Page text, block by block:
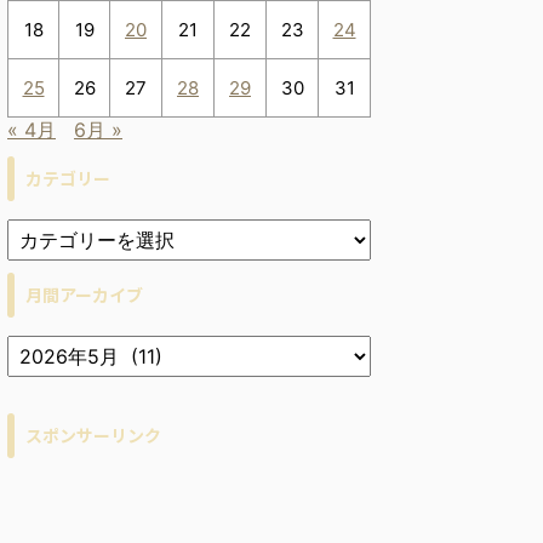
18 19 20 21 22 23 24
25 26 27 28 29 30 31
« 4月
6月 »
カテゴリー
月間アーカイブ
ア
ー
ブ
スポンサーリンク